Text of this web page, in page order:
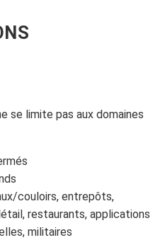
se limite pas aux domaines
couloirs, entrepôts,
restaurants, applications
militaires